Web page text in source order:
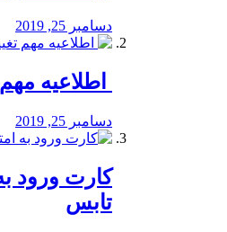
دسامبر 25, 2019
اطلاعیه
دسامبر 25, 2019
کارت ورود
تابس